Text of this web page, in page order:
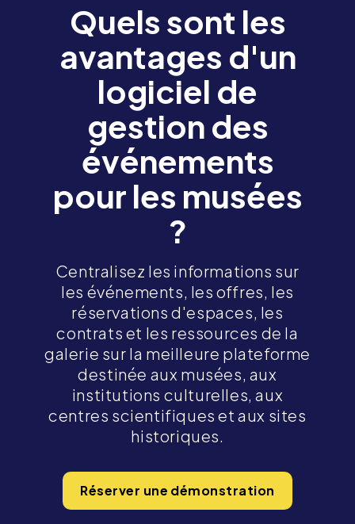
Quels sont les
avantages d'un
logiciel de
gestion des
événements
pour les musées
?
Centralisez les informations sur
les événements, les offres, les
réservations d'espaces, les
contrats et les ressources de la
galerie sur la meilleure plateforme
destinée aux musées, aux
institutions culturelles, aux
centres scientifiques et aux sites
historiques.
Réserver une démonstration